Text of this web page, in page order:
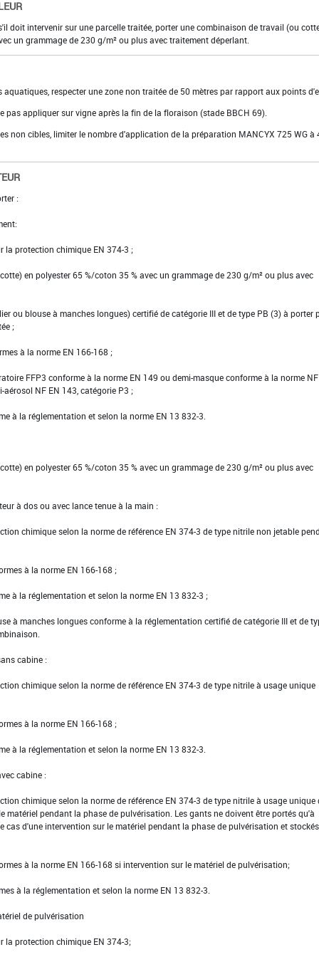
doit intervenir sur une parcelle traitée, porter une combinaison de travail (ou
un grammage de 230 g/m² ou plus avec traitement déperlant.
respecter une zone non traitée de 50 mètres par rapport aux points
pas appliquer sur vigne après la fin de la floraison (stade BBCH 69).
non cibles, limiter le nombre d'application de la préparation MANCYX 725 WG à
:
la protection chimique EN 374-3 ;
en polyester 65 %/coton 35 % avec un grammage de 230 g/m² ou plus avec
ou blouse à manches longues) certifié de catégorie III et de type PB (3) à porter
;
à la norme EN 166-168 ;
FFP3 conforme à la norme EN 149 ou demi-masque conforme à la norme NF
NF EN 143, catégorie P3 ;
à la réglementation et selon la norme EN 13 832-3.
en polyester 65 %/coton 35 % avec un grammage de 230 g/m² ou plus avec
à dos ou avec lance tenue à la main :
chimique selon la norme de référence EN 374-3 de type nitrile non jetable
à la norme EN 166-168 ;
à la réglementation et selon la norme EN 13 832-3 ;
à manches longues conforme à la réglementation certifié de catégorie III et de
cabine :
chimique selon la norme de référence EN 374-3 de type nitrile à usage unique
à la norme EN 166-168 ;
à la réglementation et selon la norme EN 13 832-3.
cabine :
chimique selon la norme de référence EN 374-3 de type nitrile à usage unique
matériel pendant la phase de pulvérisation. Les gants ne doivent être portés qu'à
cas d'une intervention sur le matériel pendant la phase de pulvérisation et
à la norme EN 166-168 si intervention sur le matériel de pulvérisation;
à la réglementation et selon la norme EN 13 832-3.
de pulvérisation
la protection chimique EN 374-3;